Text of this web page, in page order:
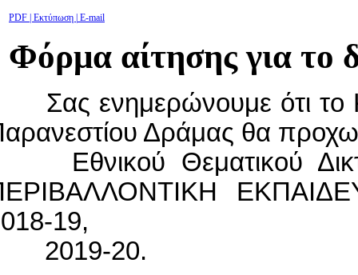
PDF | Εκτύπωση | E-mail
Φόρμα αίτησης για το
ας ενημερώνουμε ότι το
Δράμας θα
Θεματικού
19,
2019-20.